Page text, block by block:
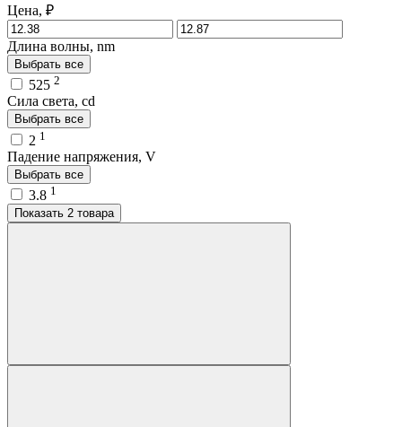
Цена, ₽
Длина волны, nm
Выбрать все
525 2
Сила света, cd
Выбрать все
2 1
Падение напряжения, V
Выбрать все
3.8 1
Показать 2 товара